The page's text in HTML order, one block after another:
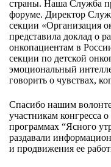
страны. Наша Служба
форуме. Директор
секции «Организация
представила доклад о
онкопациентам в
секции по детской
эмоциональный
говорить о чувствах,
Спасибо нашим
участникам конгресса
программах “Ясного
раздавали
и продвижения ее